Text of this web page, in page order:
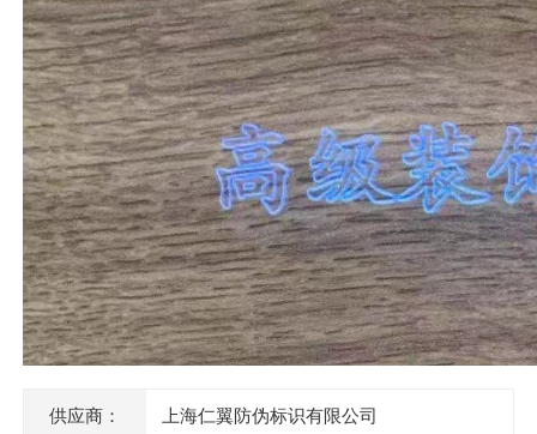
供应商： 上海仁翼防伪标识有限公司